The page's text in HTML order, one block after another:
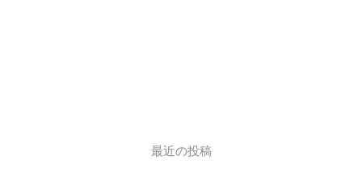
最近の投稿